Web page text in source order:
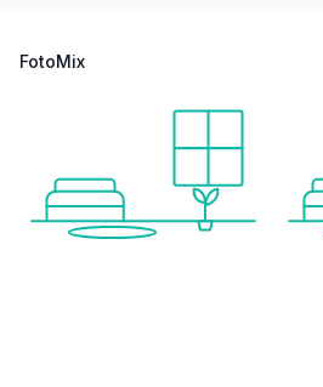
Geldautomat <2.000m
Bus <500m
Bahnhof <1.000m
Autobahnanschluss <6.000m
FotoMix